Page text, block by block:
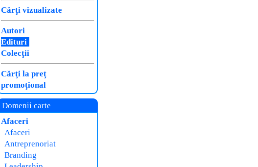
Cărţi vizualizate
Autori
Edituri
Colecţii
Cărţi la preţ
promoţional
Domenii carte
Afaceri
Afaceri
Antreprenoriat
Branding